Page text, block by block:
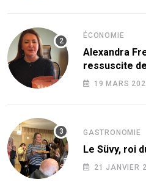
ÉCONOMIE
Alexandra
ressuscite
par le sucre !
19 MARS
GASTRONOMIE
Le Süvy, roi
21 JANVIER